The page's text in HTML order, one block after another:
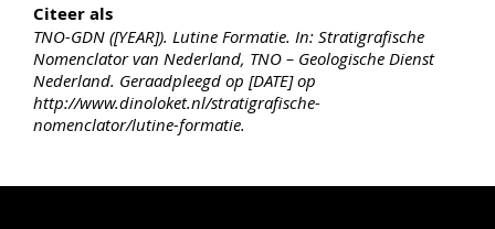
Citeer als
TNO-GDN ([YEAR]). Lutine Formatie. In: Stratigrafische
Nomenclator van Nederland, TNO – Geologische Dienst
Nederland. Geraadpleegd op [DATE] op
http://www.dinoloket.nl/stratigrafische-
nomenclator/lutine-formatie.